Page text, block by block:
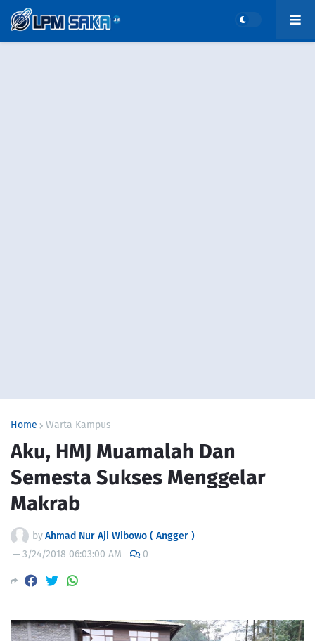
Home Warta Kampus
Aku, HMJ Muamalah Dan
Semesta Sukses Menggelar
Makrab
byAhmad Nur Aji Wibowo ( Angger )
—3/24/2018 06:03:00 AM 0